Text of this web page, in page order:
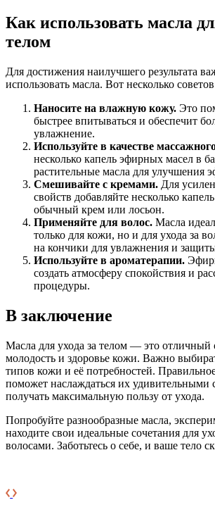
Как использовать масла
телом
Для достижения наилучшего результата
использовать масла. Вот несколько
Наносите на влажную кожу. Это
быстрее впитываться и обеспечит
увлажнение.
Используйте в качестве
несколько капель эфирных масел в
растительные масла для улучшения
Смешивайте с кремами. Для
свойств добавляйте несколько
обычный крем или лосьон.
Применяйте для волос. Масла
только для кожи, но и для ухода за
на кончики для увлажнения и
Используйте в ароматерапии.
создать атмосферу спокойствия и
процедуры.
В заключение
Масла для ухода за телом — это отличный
молодость и здоровье кожи. Важно
типов кожи и её потребностей.
поможет наслаждаться их удивительными
получать максимальную пользу от ухода.
Попробуйте разнообразные масла,
находите свои идеальные сочетания для
волосами. Заботьтесь о себе, и ваше тело